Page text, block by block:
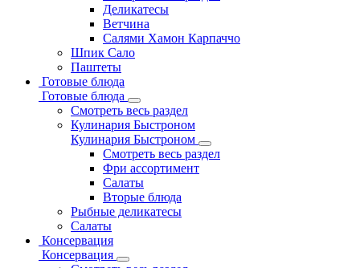
Деликатесы
Ветчина
Салями Хамон Карпаччо
Шпик Сало
Паштеты
Готовые блюда
Готовые блюда
Смотреть весь раздел
Кулинария Быстроном
Кулинария Быстроном
Смотреть весь раздел
Фри ассортимент
Салаты
Вторые блюда
Рыбные деликатесы
Салаты
Консервация
Консервация